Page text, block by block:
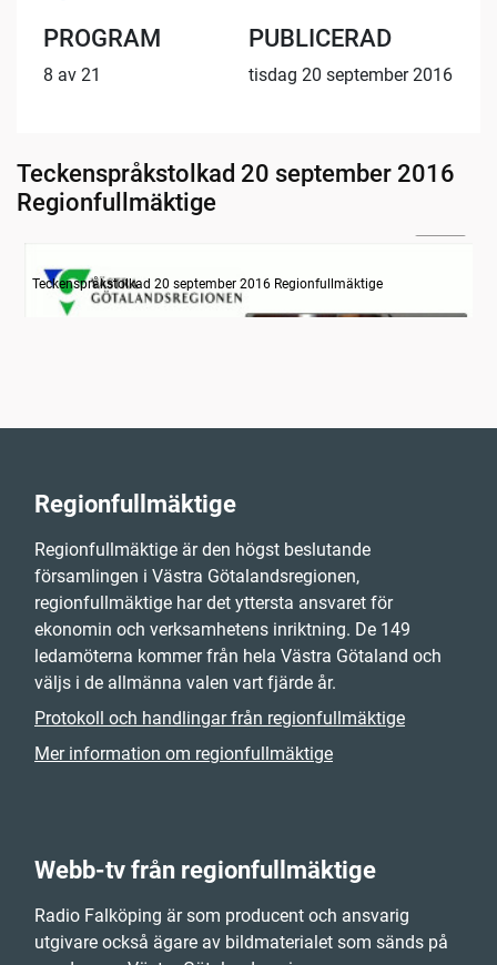
PROGRAM
8 av 21
PUBLICERAD
tisdag 20 september 2016
Teckenspråkstolkad 20 september 2016
Regionfullmäktige
Information om dagens ärenden
Teckenspråkstolkad 20 september 2016 Regionfullmäktige
Regionfullmäktige
Regionfullmäktige är den högst beslutande
församlingen i Västra Götalandsregionen,
regionfullmäktige har det yttersta ansvaret för
ekonomin och verksamhetens inriktning. De 149
ledamöterna kommer från hela Västra Götaland och
väljs i de allmänna valen vart fjärde år.
Protokoll och handlingar från regionfullmäktige
Mer information om regionfullmäktige
Webb-tv från regionfullmäktige
Radio Falköping är som producent och ansvarig
utgivare också ägare av bildmaterialet som sänds på